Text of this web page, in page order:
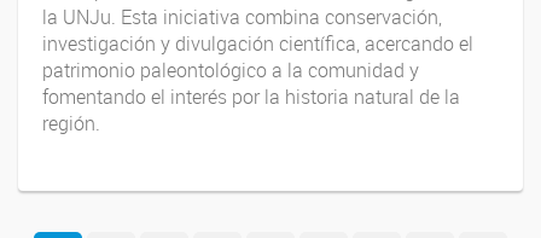
la UNJu. Esta iniciativa combina conservación,
investigación y divulgación científica, acercando el
patrimonio paleontológico a la comunidad y
fomentando el interés por la historia natural de la
región.